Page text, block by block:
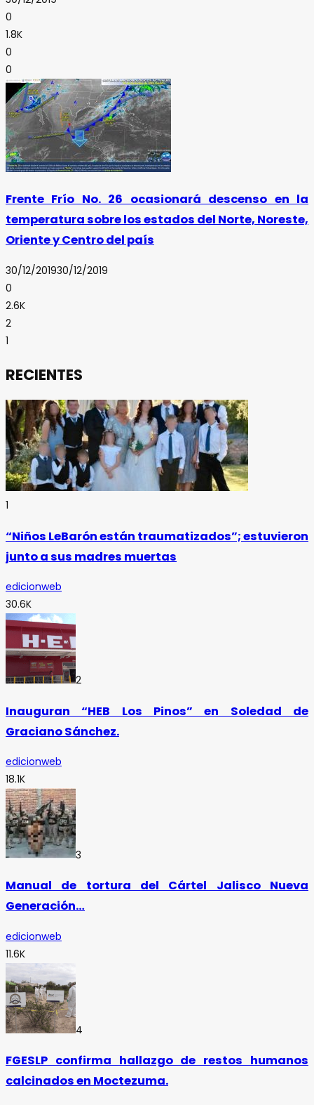
0
1.8K
0
0
Frente Frío No. 26 ocasionará descenso en la
temperatura sobre los estados del Norte, Noreste,
Oriente y Centro del país
30/12/201930/12/2019
0
2.6K
2
1
RECIENTES
1
“Niños LeBarón están traumatizados”; estuvieron
junto a sus madres muertas
edicionweb
30.6K
2
Inauguran “HEB Los Pinos” en Soledad de
Graciano Sánchez.
edicionweb
18.1K
3
Manual de tortura del Cártel Jalisco Nueva
Generación…
edicionweb
11.6K
4
FGESLP confirma hallazgo de restos humanos
calcinados en Moctezuma.